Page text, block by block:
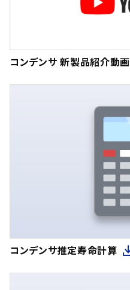
コンデンサ 新製品紹介動画
コンデンサ推定寿命計算